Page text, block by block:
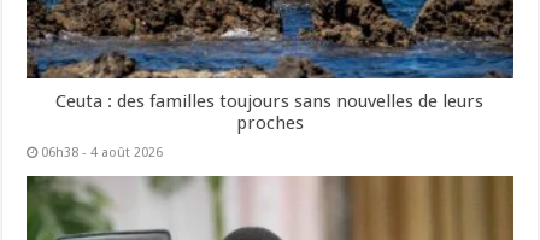
Ceuta : des familles toujours sans nouvelles de leurs
proches
06h38 - 4 août 2026